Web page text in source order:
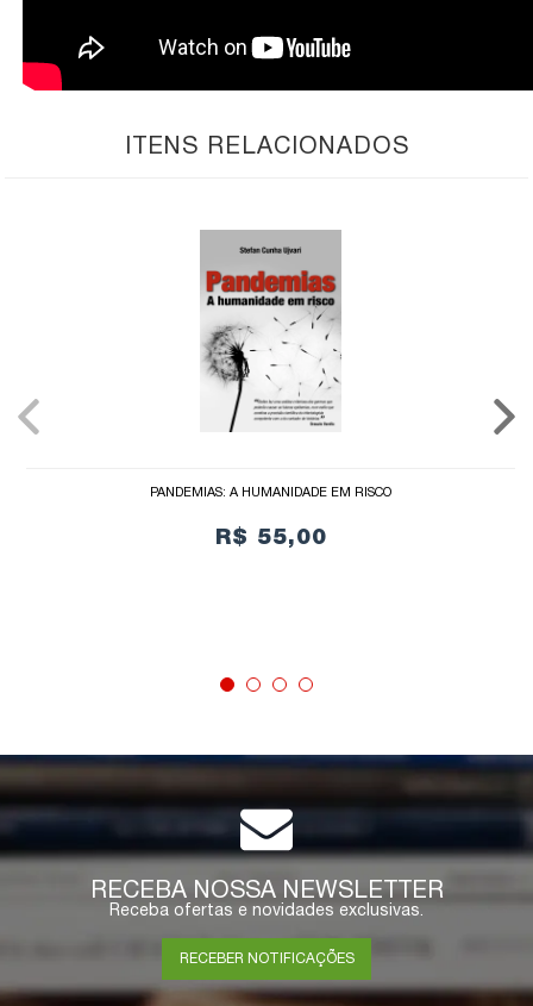
ITENS RELACIONADOS
PANDEMIAS: A HUMANIDADE EM RISCO
R$ 55,00
COMPRAR
RECEBA NOSSA NEWSLETTER
Receba ofertas e novidades exclusivas.
RECEBER NOTIFICAÇÕES